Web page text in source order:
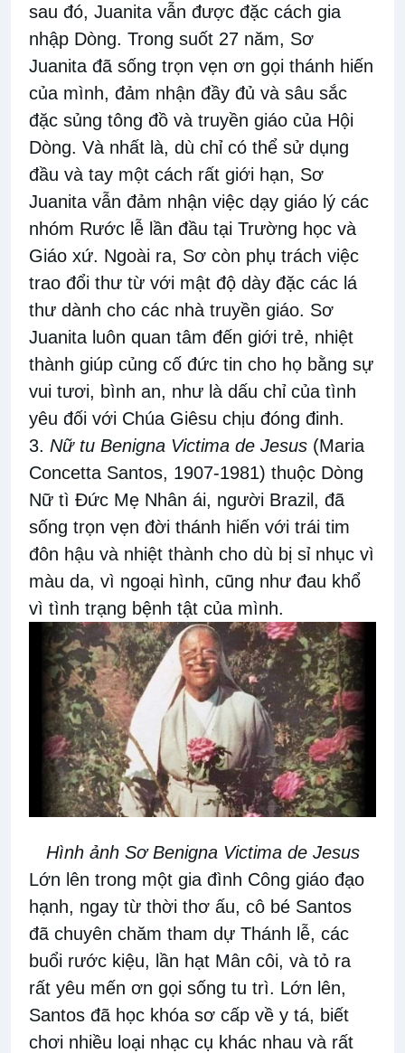
sau đó, Juanita vẫn được đặc cách gia
nhập Dòng. Trong suốt 27 năm, Sơ
Juanita đã sống trọn vẹn ơn gọi thánh hiến
của mình, đảm nhận đầy đủ và sâu sắc
đặc sủng tông đồ và truyền giáo của Hội
Dòng. Và nhất là, dù chỉ có thể sử dụng
đầu và tay một cách rất giới hạn, Sơ
Juanita vẫn đảm nhận việc dạy giáo lý các
nhóm Rước lễ lần đầu tại Trường học và
Giáo xứ. Ngoài ra, Sơ còn phụ trách việc
trao đổi thư từ với mật độ dày đặc các lá
thư dành cho các nhà truyền giáo. Sơ
Juanita luôn quan tâm đến giới trẻ, nhiệt
thành giúp củng cố đức tin cho họ bằng sự
vui tươi, bình an, như là dấu chỉ của tình
yêu đối với Chúa Giêsu chịu đóng đinh.
3. Nữ tu Benigna Victima de Jesus (Maria
Concetta Santos, 1907-1981) thuộc Dòng
Nữ tì Đức Mẹ Nhân ái, người Brazil, đã
sống trọn vẹn đời thánh hiến với trái tim
đôn hậu và nhiệt thành cho dù bị sỉ nhục vì
màu da, vì ngoại hình, cũng như đau khổ
vì tình trạng bệnh tật của mình.
Hình ảnh Sơ Benigna Victima de Jesus
Lớn lên trong một gia đình Công giáo đạo
hạnh, ngay từ thời thơ ấu, cô bé Santos
đã chuyên chăm tham dự Thánh lễ, các
buổi rước kiệu, lần hạt Mân côi, và tỏ ra
rất yêu mến ơn gọi sống tu trì. Lớn lên,
Santos đã học khóa sơ cấp về y tá, biết
chơi nhiều loại nhạc cụ khác nhau và rất